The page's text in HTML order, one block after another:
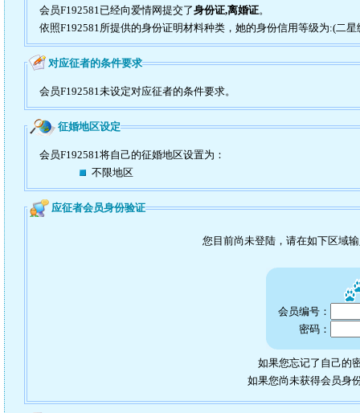
会员F192581已经向爱情网提交了身份证,离婚证。
依照F192581所提供的身份证明材料种类，她的身份信用等级为:(二星
对应征者的条件要求
会员F192581未设定对应征者的条件要求。
征婚地区设定
会员F192581将自己的征婚地区设置为：
不限地区
应征者会员身份验证
您目前尚未登陆，请在如下区域
会员编号：
密码：
如果您忘记了自己的
如果您尚未获得会员身